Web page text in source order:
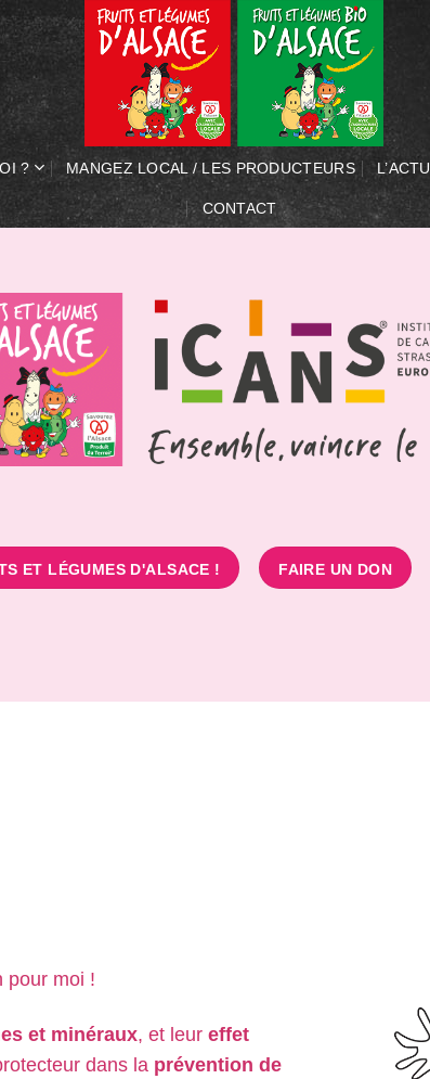
? MANGEZ LOCAL / LES PRODUCTEURS L’ACTU
CONTACT
ET LÉGUMES D'ALSACE ! FAIRE UN DON
pour moi !
et minéraux, et leur effet
dans la prévention de